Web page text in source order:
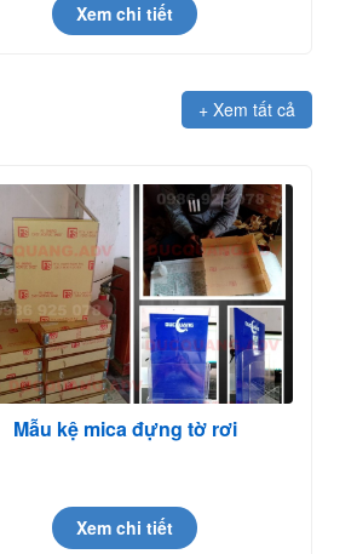
Xem chi tiết
+ Xem tất cả
Mẫu kệ mica đựng tờ rơi
Xem chi tiết